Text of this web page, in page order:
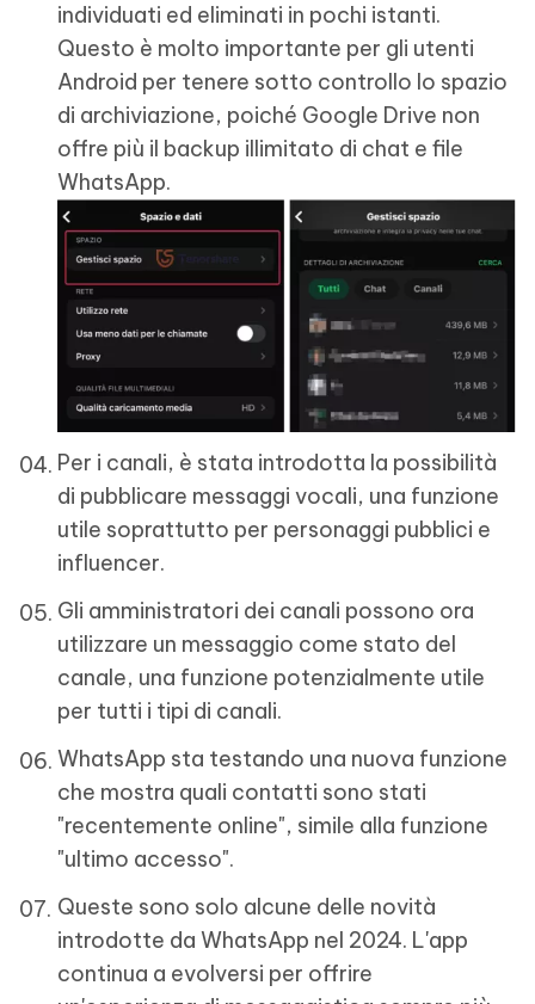
individuati ed eliminati in pochi istanti.
Questo è molto importante per gli utenti
Android per tenere sotto controllo lo spazio
di archiviazione, poiché Google Drive non
offre più il backup illimitato di chat e file
WhatsApp.
Per i canali, è stata introdotta la possibilità
di pubblicare messaggi vocali, una funzione
utile soprattutto per personaggi pubblici e
influencer.
Gli amministratori dei canali possono ora
utilizzare un messaggio come stato del
canale, una funzione potenzialmente utile
per tutti i tipi di canali.
WhatsApp sta testando una nuova funzione
che mostra quali contatti sono stati
"recentemente online", simile alla funzione
"ultimo accesso".
Queste sono solo alcune delle novità
introdotte da WhatsApp nel 2024. L'app
continua a evolversi per offrire